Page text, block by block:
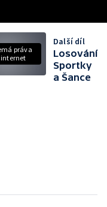
práva
internet
Další díl
Losování
Sportky
a Šance